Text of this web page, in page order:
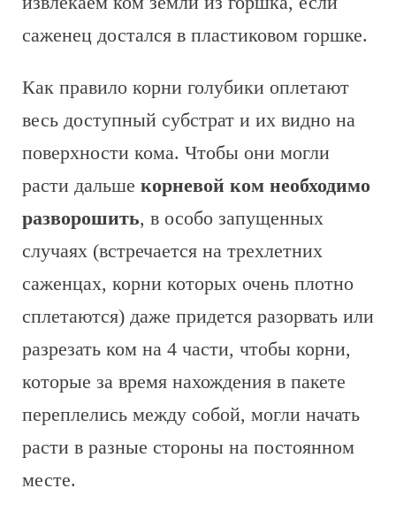
саженец достался в пластиковом горшке.
Как правило корни голубики оплетают
весь доступный субстрат и их видно на
поверхности кома. Чтобы они могли
расти дальше корневой ком необходимо
разворошить, в особо запущенных
случаях (встречается на трехлетних
саженцах, корни которых очень плотно
сплетаются) даже придется разорвать или
разрезать ком на 4 части, чтобы корни,
которые за время нахождения в пакете
переплелись между собой, могли начать
расти в разные стороны на постоянном
месте.